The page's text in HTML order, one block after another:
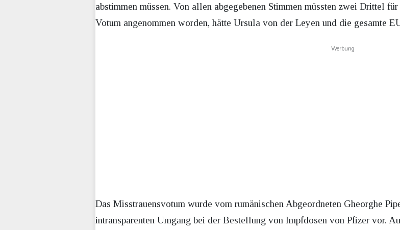
abstimmen müssen. Von allen abgegebenen Stimmen müssten zwei Drittel
Votum angenommen worden, hätte Ursula von der Leyen und die gesamte
Werbung
Das Misstrauensvotum wurde vom rumänischen Abgeordneten Gheorghe
intransparenten Umgang bei der Bestellung von Impfdosen von Pfizer vor.